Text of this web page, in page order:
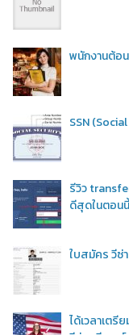
พนักงานต้อ
SSN
รีวิว
ดีสุดในตอนนี้
ใบสมัคร วีซ่
ได้เวลาเต